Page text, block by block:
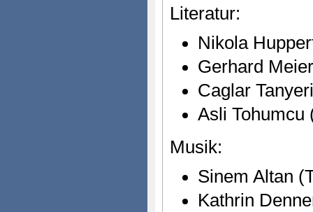
Literatur:
Nikola
Gerhard Meier
Caglar
Asli Tohumcu
Musik:
Sinem Altan
Kathrin